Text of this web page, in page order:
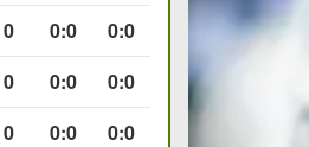
0 0:0
0:0
0 0:0
0:0
0 0:0
0:0